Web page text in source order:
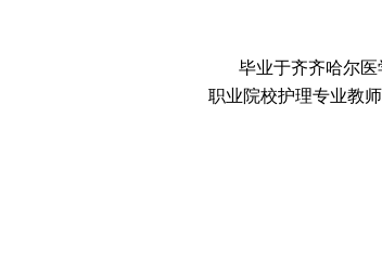
毕业于齐齐哈尔医
职业院校护理专业教